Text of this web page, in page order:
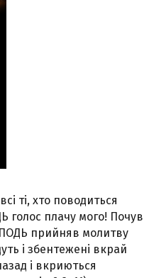
ті, хто поводиться
голос плачу мого! Почув
прийняв молитву
і збентежені вкрай
і вкриються